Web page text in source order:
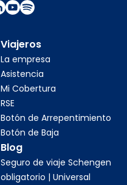
Viajeros
La empresa
Asistencia
Mi Cobertura
RSE
Botón de Arrepentimiento
Botón de Baja
Blog
Seguro de viaje Schengen
obligatorio | Universal